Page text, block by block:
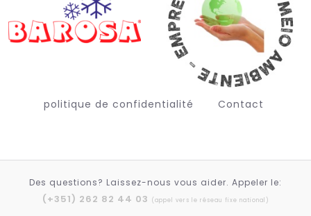
politique de confidentialité Contact
Des questions? Laissez-nous vous aider. Appeler le:
(+351) 262 82 44 03 (appel vers le réseau fixe national)
Deutsch (Sie)